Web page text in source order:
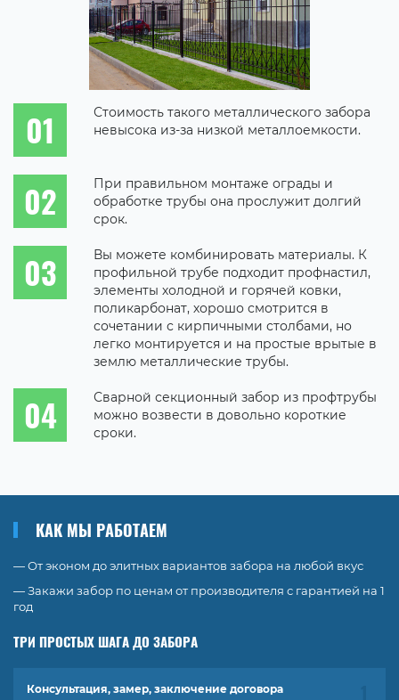
Стоимость такого металлического забора
невысока из-за низкой металлоемкости.
При правильном монтаже ограды и
обработке трубы она прослужит долгий
срок.
Вы можете комбинировать материалы. К
профильной трубе подходит профнастил,
элементы холодной и горячей ковки,
поликарбонат, хорошо смотрится в
сочетании с кирпичными столбами, но
легко монтируется и на простые врытые в
землю металлические трубы.
Сварной секционный забор из профтрубы
можно возвести в довольно короткие
сроки.
КАК МЫ РАБОТАЕМ
— От эконом до элитных вариантов забора на любой вкус
— Закажи забор по ценам от производителя с гарантией на 1
год
ТРИ ПРОСТЫХ ШАГА ДО ЗАБОРА
Консультация, замер, заключение договора